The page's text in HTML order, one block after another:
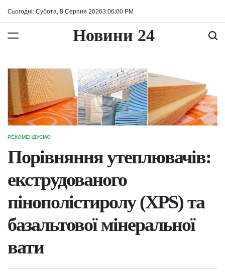
Сьогодні: Субота, 8 Серпня 20263:06:01 PM
Новини 24
ОПУБЛІКУВАТИ
РЕКОМЕНДУЄМО
Порівняння утеплювачів:
екструдованого
пінополістиролу (XPS) та
базальтової мінеральної
вати